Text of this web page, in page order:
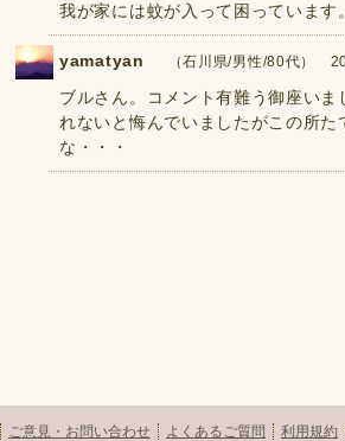
我が家には蚊が入って困っていま
yamatyan （石川県/男性/80代）
ブルさん。コメント有難う御座い
れないと悔んでいましたがこの所
な・・・
ご意見・お問い合わせ よくあるご質問 利用規約